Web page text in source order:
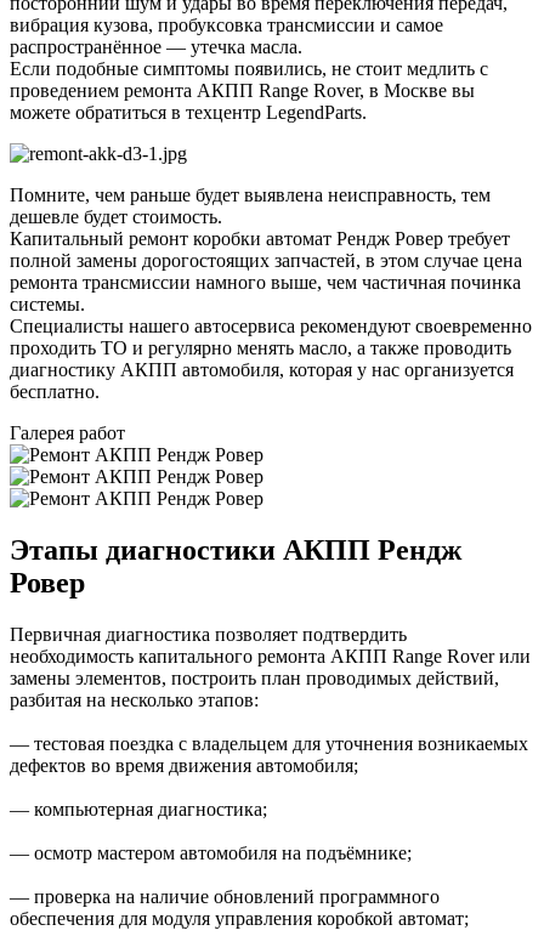
вибрация кузова, пробуксовка трансмиссии и самое
распространённое — утечка масла.
Если подобные симптомы появились, не стоит медлить с
проведением ремонта АКПП Range Rover, в Москве вы
можете обратиться в техцентр LegendParts.
Помните, чем раньше будет выявлена неисправность, тем
дешевле будет стоимость.
Капитальный ремонт коробки автомат Рендж Ровер требует
полной замены дорогостоящих запчастей, в этом случае цена
ремонта трансмиссии намного выше, чем частичная починка
системы.
Специалисты нашего автосервиса рекомендуют своевременно
проходить ТО и регулярно менять масло, а также проводить
диагностику АКПП автомобиля, которая у нас организуется
бесплатно.
Галерея работ
Этапы диагностики АКПП Рендж
Ровер
Первичная диагностика позволяет подтвердить
необходимость капитального ремонта АКПП Range Rover или
замены элементов, построить план проводимых действий,
разбитая на несколько этапов:
— тестовая поездка с владельцем для уточнения возникаемых
дефектов во время движения автомобиля;
— компьютерная диагностика;
— осмотр мастером автомобиля на подъёмнике;
— проверка на наличие обновлений программного
обеспечения для модуля управления коробкой автомат;